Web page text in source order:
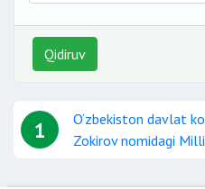
Qidiruv
1
O‘zbekiston davlat
Zokirov nomidagi